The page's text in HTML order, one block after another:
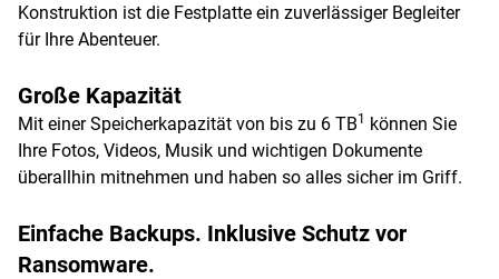
Konstruktion ist die Festplatte ein zuverlässiger Begleiter
für Ihre Abenteuer.
Große Kapazität
Mit einer Speicherkapazität von bis zu 6 TB1
können Sie
Ihre Fotos, Videos, Musik und wichtigen Dokumente
überallhin mitnehmen und haben so alles sicher im Griff.
Einfache Backups. Inklusive Schutz vor
Ransomware.